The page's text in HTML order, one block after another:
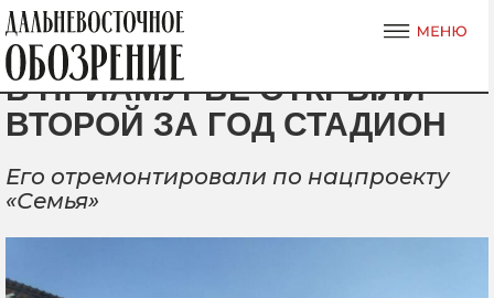
В ПРИАМУРЬЕ ОТКРЫЛИ
ВТОРОЙ ЗА ГОД СТАДИОН
Его отремонтировали по нацпроекту
«Семья»